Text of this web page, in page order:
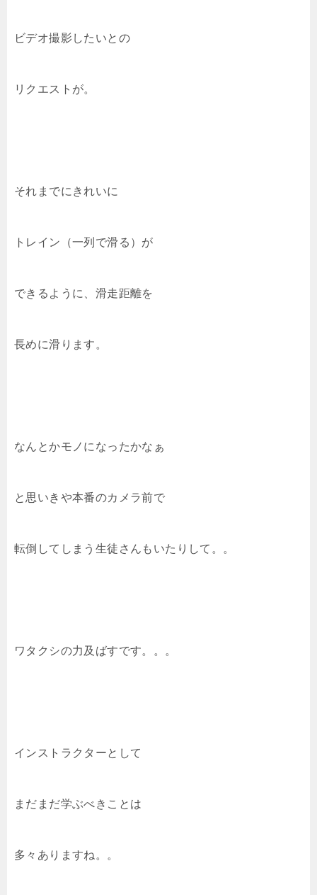
ビデオ撮影したいとの
リクエストが。
それまでにきれいに
トレイン（一列で滑る）が
できるように、滑走距離を
長めに滑ります。
なんとかモノになったかなぁ
と思いきや本番のカメラ前で
転倒してしまう生徒さんもいたりして。。
ワタクシの力及ばすです。。。
インストラクターとして
まだまだ学ぶべきことは
多々ありますね。。